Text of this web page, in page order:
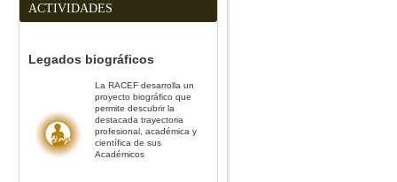
ACTIVIDADES
Legados biográficos
La RACEF desarrolla un
proyecto biográfico que
permite descubrir la
destacada trayectoria
profesional, académica y
científica de sus
Académicos